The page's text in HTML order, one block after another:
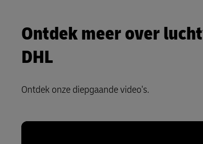
Ontdek meer over
DHL
Ontdek onze diepgaande video's.